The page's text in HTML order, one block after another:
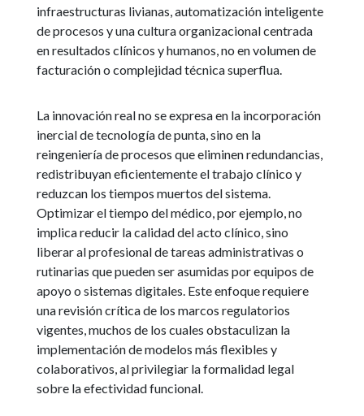
infraestructuras livianas, automatización inteligente
de procesos y una cultura organizacional centrada
en resultados clínicos y humanos, no en volumen de
facturación o complejidad técnica superflua.
La innovación real no se expresa en la incorporación
inercial de tecnología de punta, sino en la
reingeniería de procesos que eliminen redundancias,
redistribuyan eficientemente el trabajo clínico y
reduzcan los tiempos muertos del sistema.
Optimizar el tiempo del médico, por ejemplo, no
implica reducir la calidad del acto clínico, sino
liberar al profesional de tareas administrativas o
rutinarias que pueden ser asumidas por equipos de
apoyo o sistemas digitales. Este enfoque requiere
una revisión crítica de los marcos regulatorios
vigentes, muchos de los cuales obstaculizan la
implementación de modelos más flexibles y
colaborativos, al privilegiar la formalidad legal
sobre la efectividad funcional.